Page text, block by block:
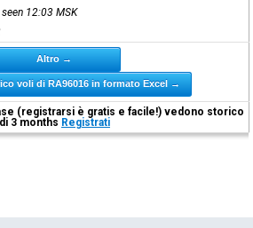
12:03 MSK
Altro →
voli di RA96016 in formato Excel →
(registrarsi è gratis e facile!) vedono storico
di 3 months Registrati